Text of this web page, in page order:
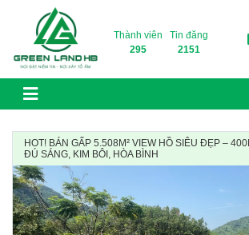
Skip to content
Thành viên
295
Tin đăng
2151
HOT! BÁN GẤP 5.508M² VIEW HỒ SIÊU ĐẸP –
ĐÚ SÁNG, KIM BÔI, HÒA BÌNH